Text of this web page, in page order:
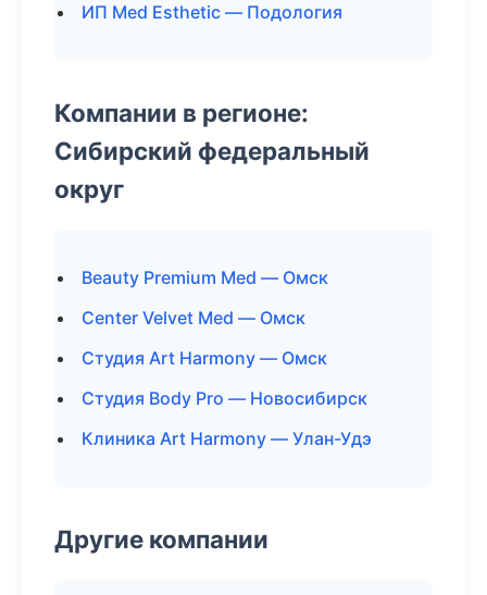
ИП Med Esthetic — Подология
Компании в регионе:
Сибирский федеральный
округ
Beauty Premium Med — Омск
Center Velvet Med — Омск
Студия Art Harmony — Омск
Студия Body Pro — Новосибирск
Клиника Art Harmony — Улан-Удэ
Другие компании